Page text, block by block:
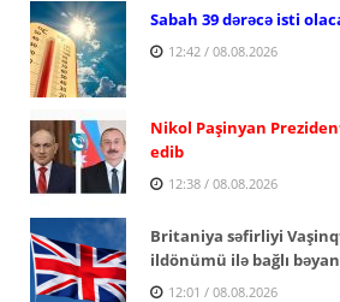
Sabah 39 dərəcə isti
12:42 / 08.08.2026
Nikol Paşinyan
edib
12:38 / 08.08.2026
Britaniya səfirliyi
ildönümü ilə bağlı
12:01 / 08.08.2026